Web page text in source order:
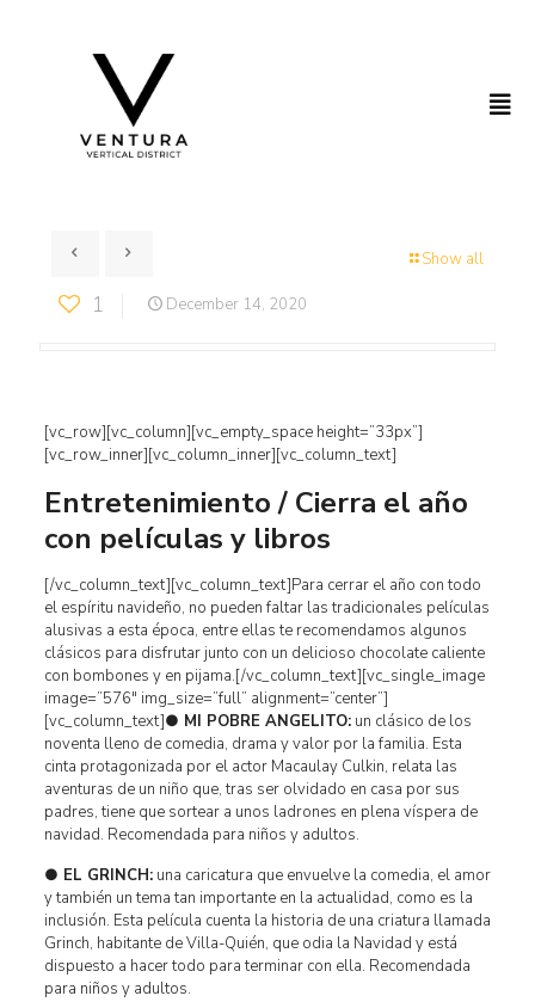
Show all
1 December 14, 2020
[vc_row][vc_column][vc_empty_space height=”33px”]
[vc_row_inner][vc_column_inner][vc_column_text]
Entretenimiento / Cierra el año
con películas y libros
[/vc_column_text][vc_column_text]Para cerrar el año con todo
el espíritu navideño, no pueden faltar las tradicionales películas
alusivas a esta época, entre ellas te recomendamos algunos
clásicos para disfrutar junto con un delicioso chocolate caliente
con bombones y en pijama.[/vc_column_text][vc_single_image
image=”576″ img_size=”full” alignment=”center”]
[vc_column_text]● MI POBRE ANGELITO:un clásico de los
noventa lleno de comedia, drama y valor por la familia. Esta
cinta protagonizada por el actor Macaulay Culkin, relata las
aventuras de un niño que, tras ser olvidado en casa por sus
padres, tiene que sortear a unos ladrones en plena víspera de
navidad. Recomendada para niños y adultos.
● EL GRINCH:una caricatura que envuelve la comedia, el amor
y también un tema tan importante en la actualidad, como es la
inclusión. Esta película cuenta la historia de una criatura llamada
Grinch, habitante de Villa-Quién, que odia la Navidad y está
dispuesto a hacer todo para terminar con ella. Recomendada
para niños y adultos.